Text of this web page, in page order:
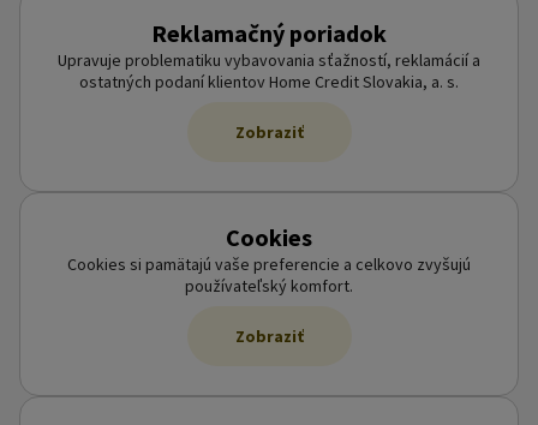
Reklamačný poriadok
Upravuje problematiku vybavovania sťažností, reklamácií a
ostatných podaní klientov Home Credit Slovakia, a. s.
Zobraziť
Cookies
Cookies si pamätajú vaše preferencie a celkovo zvyšujú
používateľský komfort.
Zobraziť